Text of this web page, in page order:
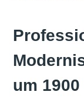
um 1900